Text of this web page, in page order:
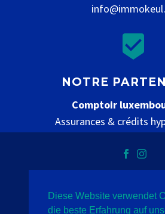


NOTRE
Comptoir
Assurances & crédits
Datenschutz
Diese Website verwendet
die beste Erfahrung auf